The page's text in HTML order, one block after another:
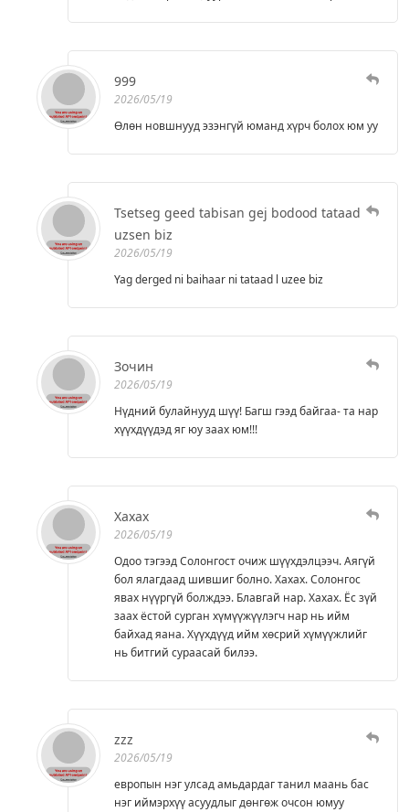
999
2026/05/19
Өлөн новшнууд эзэнгүй юманд хүрч болох юм уу
Tsetseg geed tabisan gej bodood tataad
uzsen biz
2026/05/19
Yag derged ni baihaar ni tataad l uzee biz
Зочин
2026/05/19
Нүдний булайнууд шүү! Багш гээд байгаа- та нар
хүүхдүүдэд яг юу заах юм!!!
Хахах
2026/05/19
Одоо тэгээд Солонгост очиж шүүхдэлцээч. Аягүй
бол ялагдаад шившиг болно. Хахах. Солонгос
явах нүүргүй болждээ. Блавгай нар. Хахах. Ёс зүй
заах ёстой сурган хүмүүжүүлэгч нар нь ийм
байхад яана. Хүүхдүүд ийм хөсрий хүмүүжлийг
нь битгий сураасай билээ.
zzz
2026/05/19
европын нэг улсад амьдардаг танил маань бас
нэг иймэрхүү асуудлыг дөнгөж очсон юмуу